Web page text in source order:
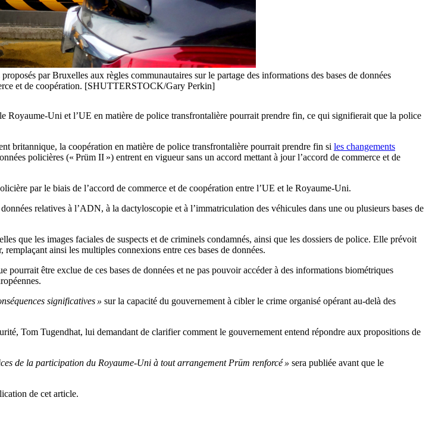
par Bruxelles aux règles communautaires sur le partage des informations des bases de données
et de coopération. [SHUTTERSTOCK/Gary Perkin]
Royaume-Uni et l’UE en matière de police transfrontalière pourrait prendre fin, ce qui signifierait que la police
britannique, la coopération en matière de police transfrontalière pourrait prendre fin si les changements
policières (« Prüm II ») entrent en vigueur sans un accord mettant à jour l’accord de commerce et de
par le biais de l’accord de commerce et de coopération entre l’UE et le Royaume-Uni.
relatives à l’ADN, à la dactyloscopie et à l’immatriculation des véhicules dans une ou plusieurs bases de
que les images faciales de suspects et de criminels condamnés, ainsi que les dossiers de police. Elle prévoit
ainsi les multiples connexions entre ces bases de données.
être exclue de ces bases de données et ne pas pouvoir accéder à des informations biométriques
significatives » sur la capacité du gouvernement à cibler le crime organisé opérant au-delà des
Tom Tugendhat, lui demandant de clarifier comment le gouvernement entend répondre aux propositions de
de la participation du Royaume-Uni à tout arrangement Prüm renforcé » sera publiée avant que le
de cet article.